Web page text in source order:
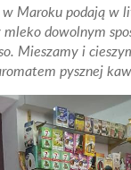
Maroku podają w
dowolnym
Mieszamy i
pysznej